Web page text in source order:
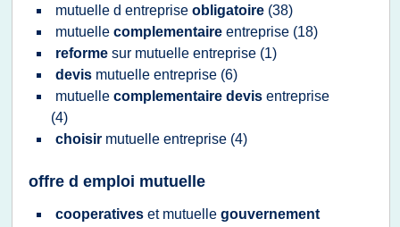
mutuelle d entreprise obligatoire (38)
mutuelle complementaire entreprise (18)
reforme sur mutuelle entreprise (1)
devis mutuelle entreprise (6)
mutuelle complementaire devis entreprise
(4)
choisir mutuelle entreprise (4)
offre d emploi mutuelle
cooperatives et mutuelle gouvernement